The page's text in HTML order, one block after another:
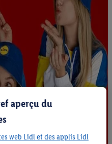
aperçu du
web Lidl et des applis Lidl